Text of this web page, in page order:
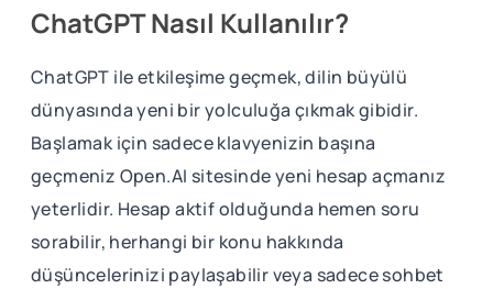
ChatGPT Nasıl Kullanılır?
ChatGPT ile etkileşime geçmek, dilin büyülü
dünyasında yeni bir yolculuğa çıkmak gibidir.
Başlamak için sadece klavyenizin başına
geçmeniz Open.AI sitesinde yeni hesap açmanız
yeterlidir. Hesap aktif olduğunda hemen soru
sorabilir, herhangi bir konu hakkında
düşüncelerinizi paylaşabilir veya sadece sohbet